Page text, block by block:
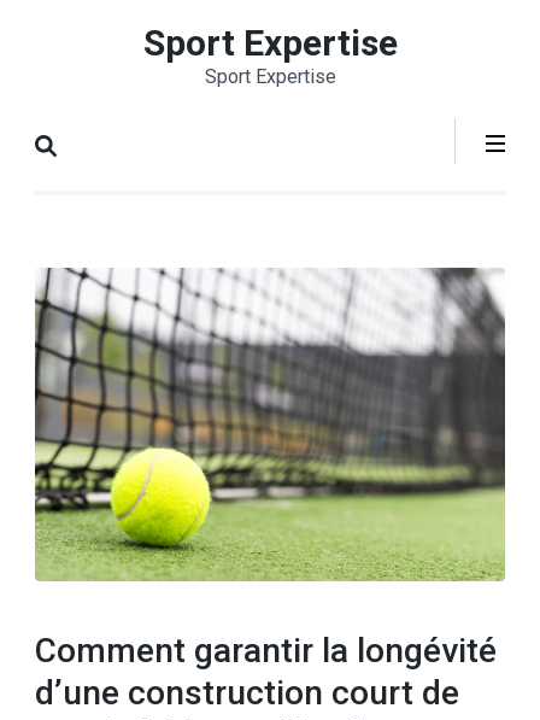
Entrée)
Sport Expertise
Sport Expertise
Comment garantir la longévité
d’une construction court de